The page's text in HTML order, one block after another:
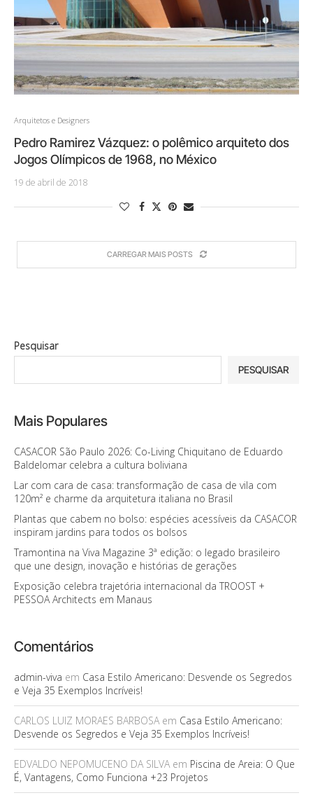
Arquitetos e Designers
Pedro Ramirez Vázquez: o polêmico arquiteto dos
Jogos Olímpicos de 1968, no México
19 de abril de 2018
CARREGAR MAIS POSTS
Pesquisar
PESQUISAR
Mais Populares
CASACOR São Paulo 2026: Co-Living Chiquitano de Eduardo
Baldelomar celebra a cultura boliviana
Lar com cara de casa: transformação de casa de vila com
120m² e charme da arquitetura italiana no Brasil
Plantas que cabem no bolso: espécies acessíveis da CASACOR
inspiram jardins para todos os bolsos
Tramontina na Viva Magazine 3ª edição: o legado brasileiro
que une design, inovação e histórias de gerações
Exposição celebra trajetória internacional da TROOST +
PESSOA Architects em Manaus
Comentários
admin-viva em Casa Estilo Americano: Desvende os Segredos
e Veja 35 Exemplos Incríveis!
CARLOS LUIZ MORAES BARBOSAem Casa Estilo Americano:
Desvende os Segredos e Veja 35 Exemplos Incríveis!
EDVALDO NEPOMUCENO DA SILVAem Piscina de Areia: O Que
É, Vantagens, Como Funciona +23 Projetos